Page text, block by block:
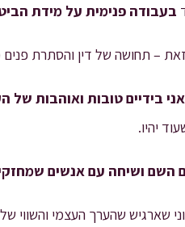
בעבודה פנימית על מידת
– תחושה של דין והסתרת
בידיים טובות ואוהבות
יהיו.
השם ושיחה עם אנשים
שארגיש שהערך העצמי